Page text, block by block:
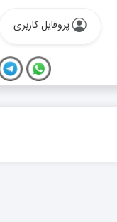
پروفایل کاربری